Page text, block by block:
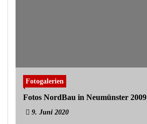
Fotogalerien
Fotos NordBau in Neumünster 2009
9. Juni 2020